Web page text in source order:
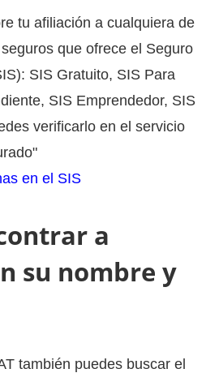
tu afiliación a cualquiera de
que ofrece el Seguro
SIS Gratuito, SIS Para
SIS Emprendedor, SIS
verificarlo en el servicio
en el SIS
a
su nombre y
también puedes buscar el